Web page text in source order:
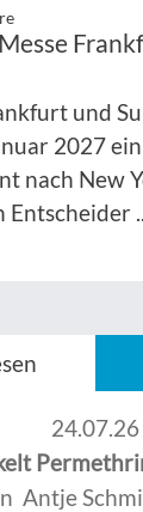
und
2027
nach New
24.07.26
Antje